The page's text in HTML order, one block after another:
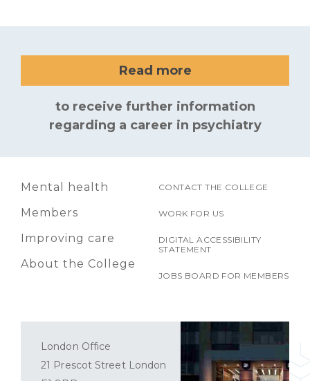
Read more
to receive further information
regarding a career in psychiatry
Mental health
Members
Improving care
About the College
CONTACT THE COLLEGE
WORK FOR US
DIGITAL ACCESSIBILITY
STATEMENT
JOBS BOARD FOR MEMBERS
London Office
21 Prescot Street London